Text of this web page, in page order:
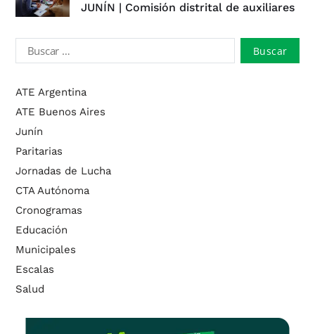
JUNÍN | Comisión distrital de auxiliares
ATE Argentina
ATE Buenos Aires
Junín
Paritarias
Jornadas de Lucha
CTA Autónoma
Cronogramas
Educación
Municipales
Escalas
Salud